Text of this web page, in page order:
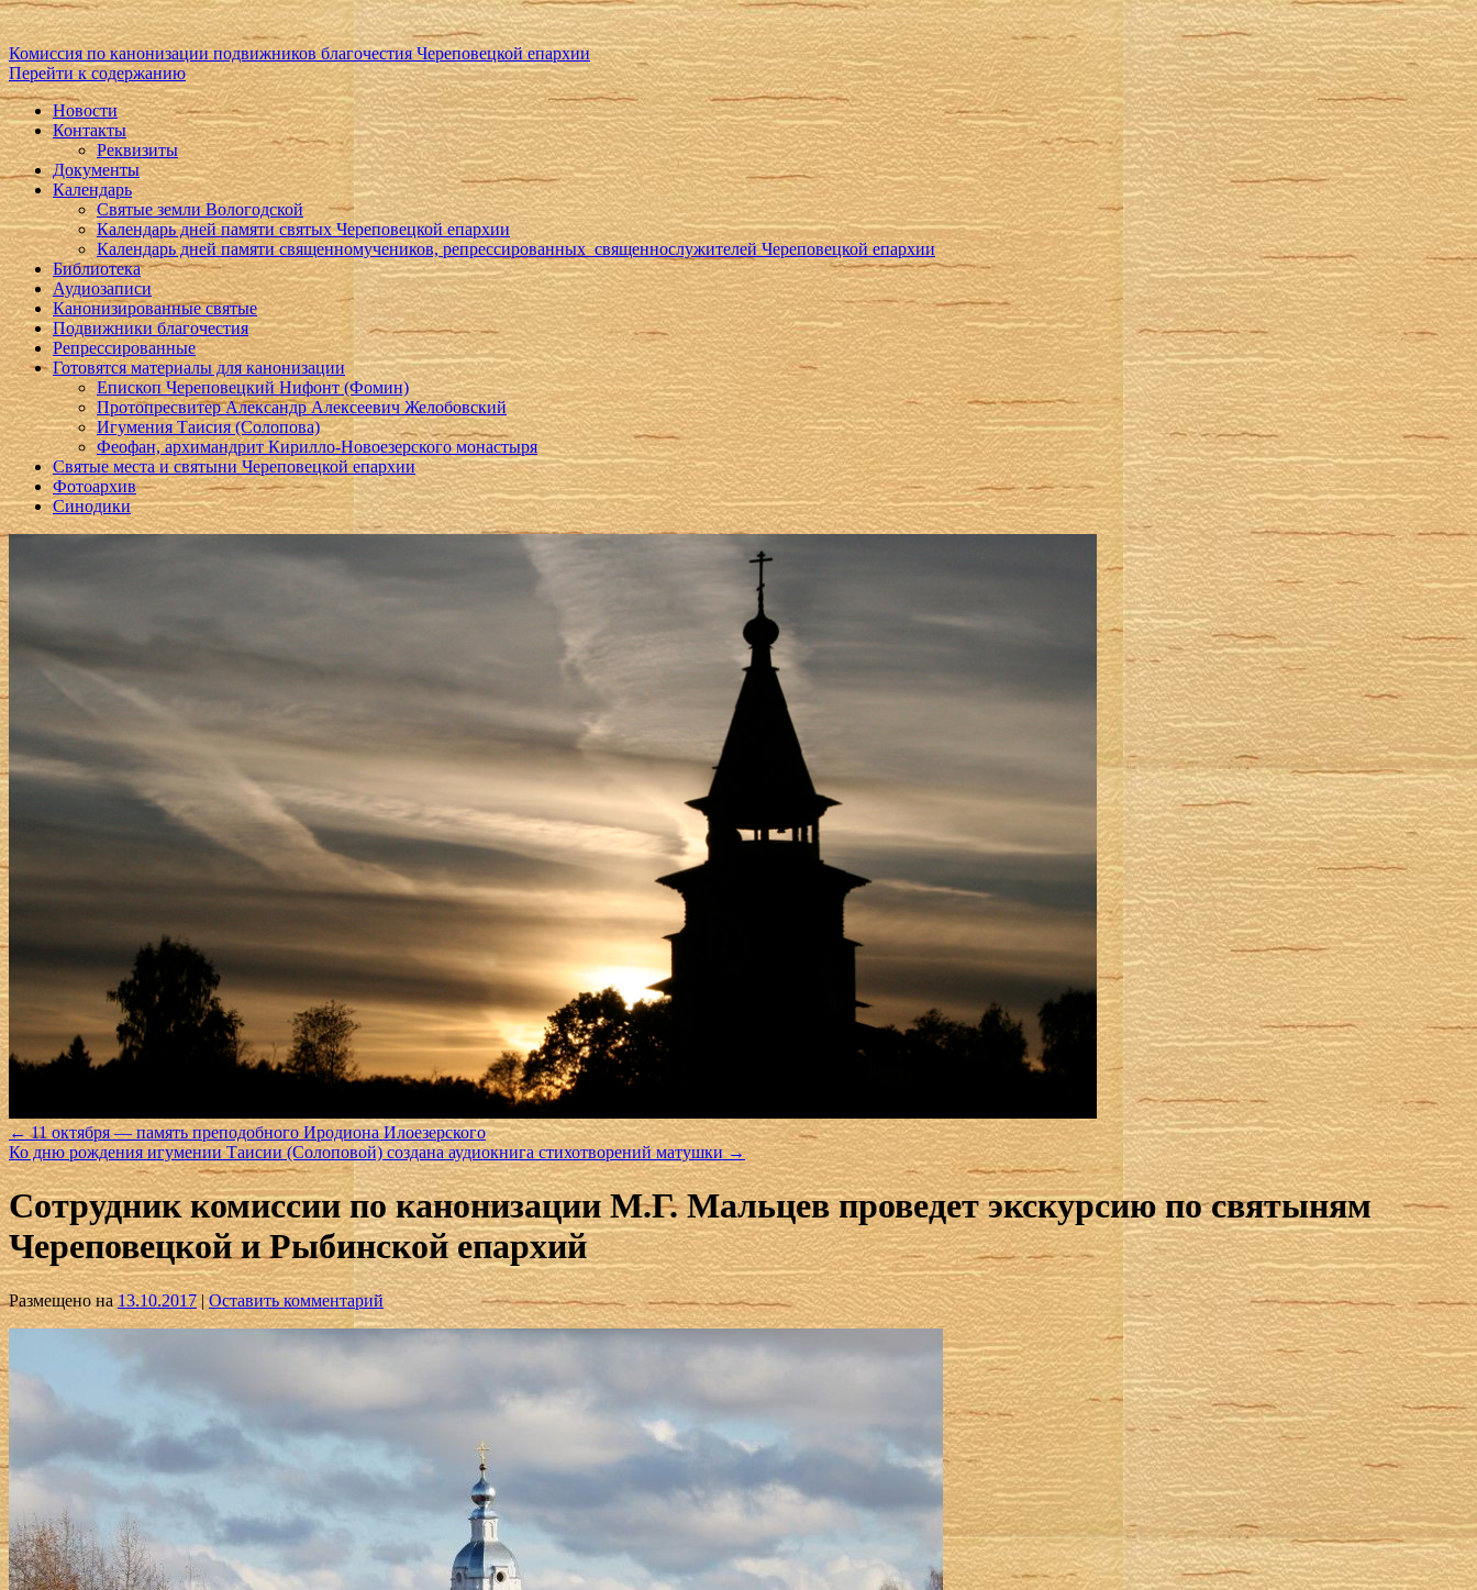
Комиссия по канонизации подвижников благочестия Череповецкой епархии
Перейти к содержанию
Новости
Контакты
Реквизиты
Документы
Календарь
Святые земли Вологодской
Календарь дней памяти святых Череповецкой епархии
Календарь дней памяти священномучеников, репрессированных священнослужителей Череповецкой епархии
Библиотека
Аудиозаписи
Канонизированные святые
Подвижники благочестия
Репрессированные
Готовятся материалы для канонизации
Епископ Череповецкий Нифонт (Фомин)
Протопресвитер Александр Алексеевич Желобовский
Игумения Таисия (Солопова)
Феофан, архимандрит Кирилло-Новоезерского монастыря
Святые места и святыни Череповецкой епархии
Фотоархив
Синодики
←11 октября — память преподобного Иродиона Илоезерского
Ко дню рождения игумении Таисии (Солоповой) создана аудиокнига стихотворений матушки→
Сотрудник комиссии по канонизации М.Г. Мальцев проведет экскурсию по святыням
Череповецкой и Рыбинской епархий
Размещено на 13.10.2017 | Оставить комментарий